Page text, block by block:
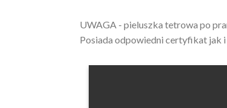
UWAGA - pieluszka tetrowa po
Posiada odpowiedni certyfikat jak